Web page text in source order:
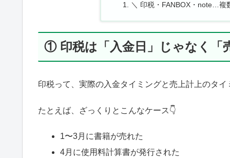
＼ 印税・FANBOX・note…複
① 印税は「入金日」じゃなく「
印税って、実際の入金タイミングと売上計上のタ
たとえば、ざっくりとこんなケース👇
1〜3月に書籍が売れた
4月に使用料計算書が発行された